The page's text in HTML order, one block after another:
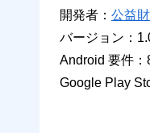
開発者： 公益
バージョン：
Android 要件：
Google Play